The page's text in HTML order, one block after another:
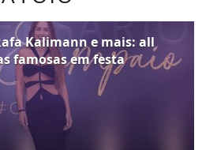
Kalimann e mais: all
famosas em festa